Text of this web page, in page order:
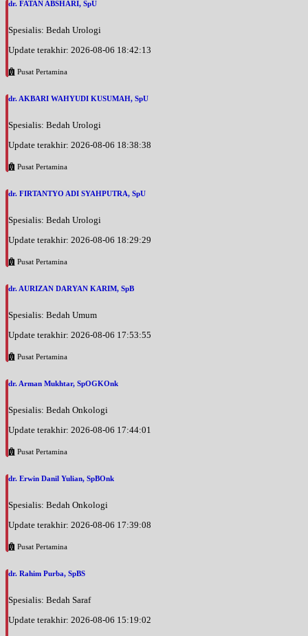
dr. FATAN ABSHARI, SpU
Spesialis: Bedah Urologi
Update terakhir: 2026-08-06 18:42:13
Pusat Pertamina
dr. AKBARI WAHYUDI KUSUMAH, SpU
Spesialis: Bedah Urologi
Update terakhir: 2026-08-06 18:38:38
Pusat Pertamina
dr. FIRTANTYO ADI SYAHPUTRA, SpU
Spesialis: Bedah Urologi
Update terakhir: 2026-08-06 18:29:29
Pusat Pertamina
dr. AURIZAN DARYAN KARIM, SpB
Spesialis: Bedah Umum
Update terakhir: 2026-08-06 17:53:55
Pusat Pertamina
dr. Arman Mukhtar, SpOGKOnk
Spesialis: Bedah Onkologi
Update terakhir: 2026-08-06 17:44:01
Pusat Pertamina
dr. Erwin Danil Yulian, SpBOnk
Spesialis: Bedah Onkologi
Update terakhir: 2026-08-06 17:39:08
Pusat Pertamina
dr. Rahim Purba, SpBS
Spesialis: Bedah Saraf
Update terakhir: 2026-08-06 15:19:02